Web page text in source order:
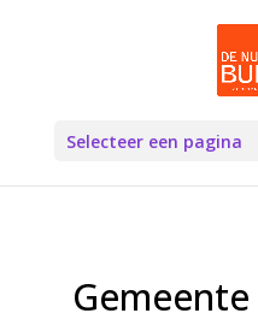
Selecteer een pagina